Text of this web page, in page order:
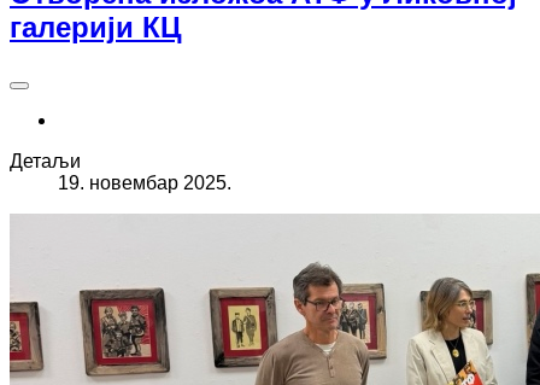
галерији КЦ
Детаљи
19. новембар 2025.